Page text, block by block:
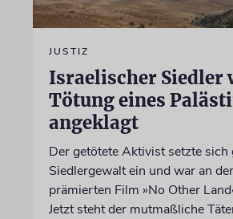
JUSTIZ
Israelischer Siedler
Tötung eines
angeklagt
Der getötete Aktivist setzte sich
Siedlergewalt ein und war an
prämierten Film »No Other
Jetzt steht der mutmaßliche